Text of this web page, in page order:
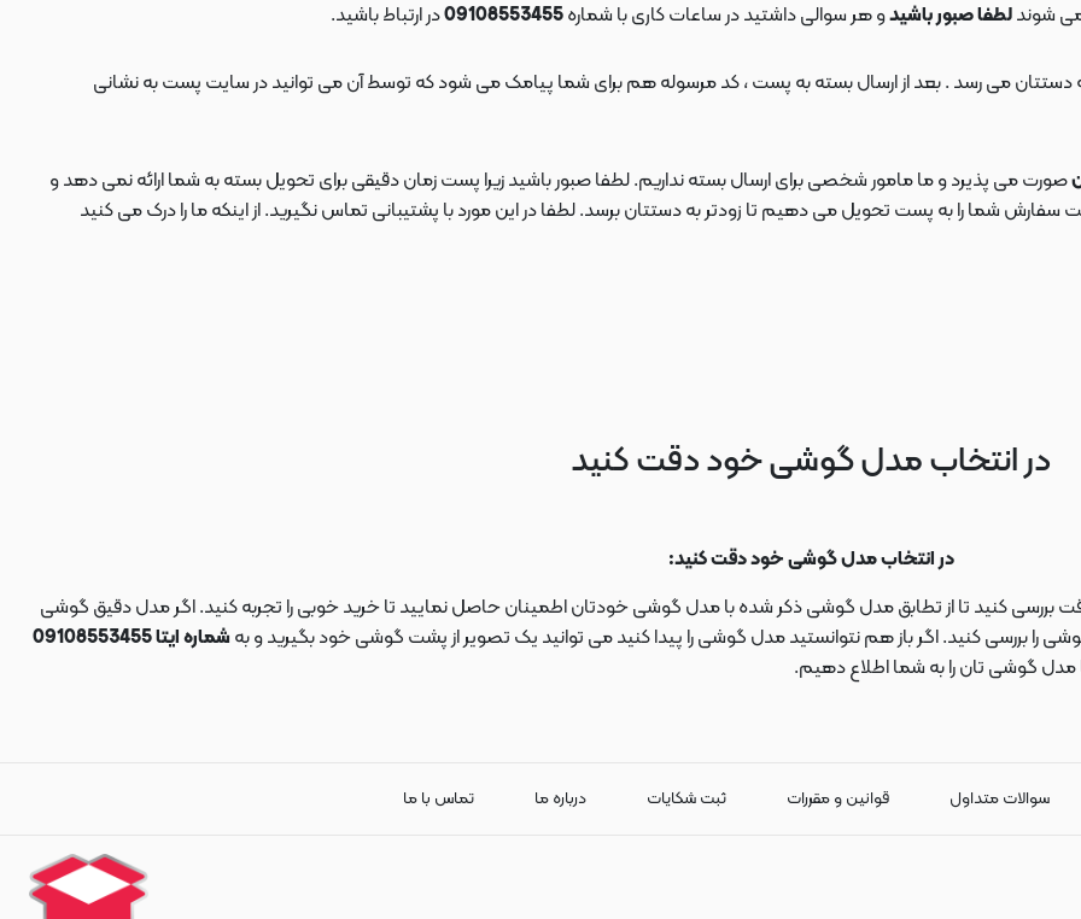
شوندلطفا صبور باشیدو هر سوالی داشتید در ساعات کاری با شماره در ارتباط باشید.
صورت می پذیرد و ما مامور شخصی برای ارسال بسته نداریم. لطفا صبور باشید زیرا پست زمان دقیقی برای تحویل بسته به شما ارائه نمی دهد و
شما را به پست تحویل می دهیم تا زودتر به دستتان برسد. لطفا در این مورد با پشتیبانی تماس نگیرید. از اینکه ما را درک می کنید
در انتخاب مدل گوشی خود دقت کنید
در انتخاب مدل گوشی خود دقت کنید:
بررسی کنید تا از تطابق مدل گوشی ذکر شده با مدل گوشی خودتان اطمینان حاصل نمایید تا خرید خوبی را تجربه کنید. اگر مدل دقیق گوشی
بررسی کنید. اگر باز هم نتوانستید مدل گوشی را پیدا کنید می توانید یک تصویر از پشت گوشی خود بگیرید و به شماره ایتا 09108553455
مدل گوشی تان را به شما اطلاع دهیم.
سوالات متداول قوانین و مقررات ثبت شکایات درباره ما تماس با ما